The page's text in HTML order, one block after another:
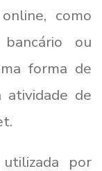
como
ou
forma de
atividade de
por